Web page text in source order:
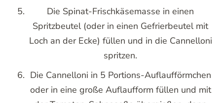
Die Spinat-Frischkäsemasse in einen
Spritzbeutel (oder in einen Gefrierbeutel mit
Loch an der Ecke) füllen und in die Cannelloni
spritzen.
Die Cannelloni in 5 Portions-Auflaufförmchen
oder in eine große Auflaufform füllen und mit